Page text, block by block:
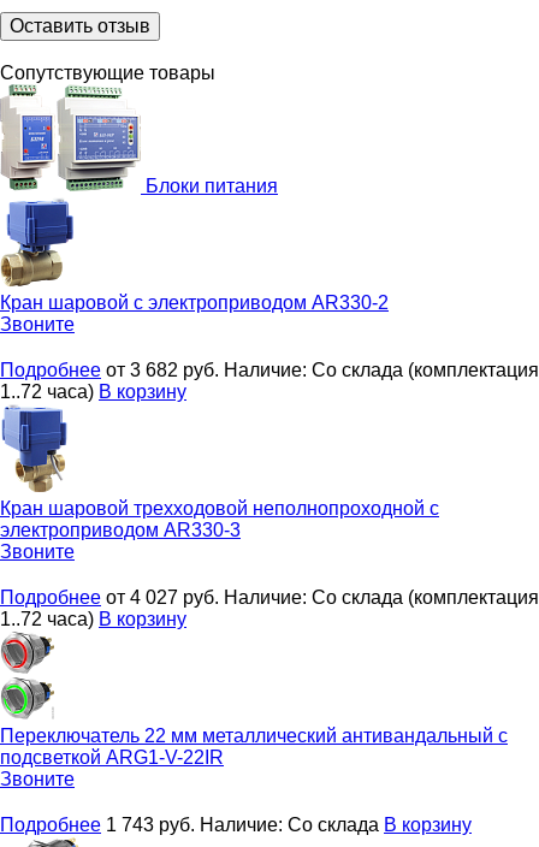
Оставить отзыв
Сопутствующие товары
Блоки питания
Кран шаровой с электроприводом AR330-2
Звоните
Подробнее от 3 682 руб. Наличие: Со склада (комплектация
1..72 часа) В корзину
Кран шаровой трехходовой неполнопроходной с
электроприводом AR330-3
Звоните
Подробнее от 4 027 руб. Наличие: Со склада (комплектация
1..72 часа) В корзину
Переключатель 22 мм металлический антивандальный с
подсветкой ARG1-V-22IR
Звоните
Подробнее 1 743 руб. Наличие: Со склада В корзину